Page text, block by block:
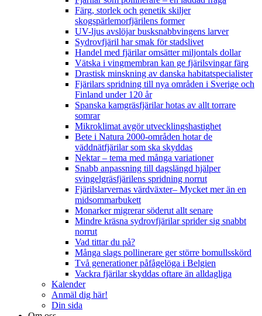
Färg, storlek och genetik skiljer
skogspärlemorfjärilens former
UV-ljus avslöjar busksnabbvingens larver
Sydrovfjäril har smak för stadslivet
Handel med fjärilar omsätter miljontals dollar
Vätska i vingmembran kan ge fjärilsvingar färg
Drastisk minskning av danska habitatspecialister
Fjärilars spridning till nya områden i Sverige och
Finland under 120 år
Spanska kamgräsfjärilar hotas av allt torrare
somrar
Mikroklimat avgör utvecklingshastighet
Bete i Natura 2000-områden hotar de
väddnätfjärilar som ska skyddas
Nektar – tema med många variationer
Snabb anpassning till dagslängd hjälper
svingelgräsfjärilens spridning norrut
Fjärilslarvernas värdväxter– Mycket mer än en
midsommarbukett
Monarker migrerar söderut allt senare
Mindre kräsna sydrovfjärilar sprider sig snabbt
norrut
Vad tittar du på?
Många slags pollinerare ger större bomullsskörd
Två generationer påfågelöga i Belgien
Vackra fjärilar skyddas oftare än alldagliga
Kalender
Anmäl dig här!
Din sida